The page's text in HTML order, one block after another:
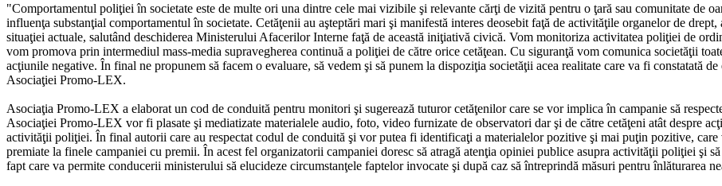
"Comportamentul poliţiei în societate este de multe ori una dintre cele mai vizibile şi relevante cărţi de vizită pentru o ţară sau comunitate de
influenţa substanţial comportamentul în societate. Cetăţenii au aşteptări mari şi manifestă interes deosebit faţă de activităţile organelor de
situaţiei actuale, salutând deschiderea Ministerului Afacerilor Interne faţă de această iniţiativă civică. Vom monitoriza activitatea poliţiei de
vom promova prin intermediul mass-media supravegherea continuă a poliţiei de către orice cetăţean. Cu siguranţă vom comunica societăţii
acţiunile negative. În final ne propunem să facem o evaluare, să vedem şi să punem la dispoziţia societăţii acea realitate care va fi
Asociaţiei Promo-LEX.
Asociaţia Promo-LEX a elaborat un cod de conduită pentru monitori şi sugerează tuturor cetăţenilor care se vor implica în campanie să
Asociaţiei Promo-LEX vor fi plasate şi mediatizate materialele audio, foto, video furnizate de observatori dar şi de către cetăţeni atât despre
activităţii poliţiei. În final autorii care au respectat codul de conduită şi vor putea fi identificaţi a materialelor pozitive şi mai puţin pozitive,
premiate la finele campaniei cu premii. În acest fel organizatorii campaniei doresc să atragă atenţia opiniei publice asupra activităţii poliţiei şi
fapt care va permite conducerii ministerului să elucideze circumstanţele faptelor invocate şi după caz să întreprindă măsuri pentru înlăturarea